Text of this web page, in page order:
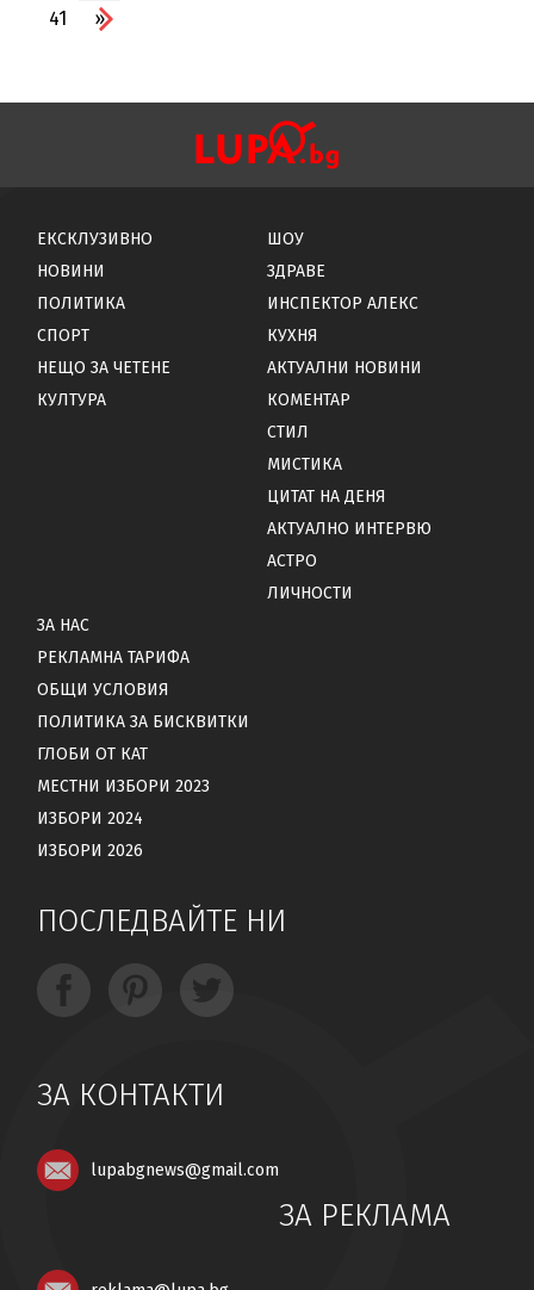
41
»
ЕКСКЛУЗИВНО
НОВИНИ
ПОЛИТИКА
СПОРТ
НЕЩО ЗА ЧЕТЕНЕ
КУЛТУРА
ШОУ
ЗДРАВЕ
ИНСПЕКТОР АЛЕКС
КУХНЯ
АКТУАЛНИ НОВИНИ
КОМЕНТАР
СТИЛ
МИСТИКА
ЦИТАТ НА ДЕНЯ
АКТУАЛНО ИНТЕРВЮ
АСТРО
ЛИЧНОСТИ
ЗА НАС
РЕКЛАМНА ТАРИФА
ОБЩИ УСЛОВИЯ
ПОЛИТИКА ЗА БИСКВИТКИ
ГЛОБИ ОТ КАТ
МЕСТНИ ИЗБОРИ 2023
ИЗБОРИ 2024
ИЗБОРИ 2026
ПОСЛЕДВАЙТЕ НИ
ЗА КОНТАКТИ
lupabgnews@gmail.com
ЗА РЕКЛАМА